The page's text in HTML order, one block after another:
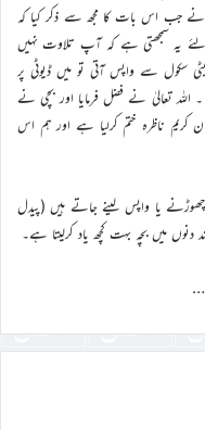
نے جب اس بات کا مجھ سے ذکر کیا کہ
یہ سمجھتی ہے کہ آپ تلاوت نہیں
سکول سے واپس آتی تو میں ڈیوٹی پر
تعالیٰ نے فضل فرمایا اور بچی نے
ناظرہ ختم کرلیا ہے اور ہم اس
یا واپس لینے جاتے ہیں (پیدل
دنوں میں بچہ بہت کچھ یاد کرلیتا ہے۔